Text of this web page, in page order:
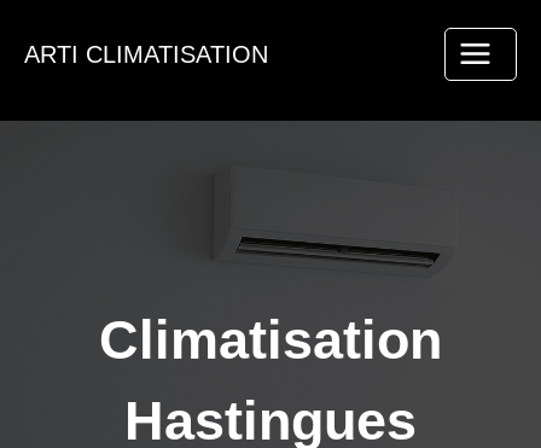
ARTI CLIMATISATION
Climatisation
Hastingues